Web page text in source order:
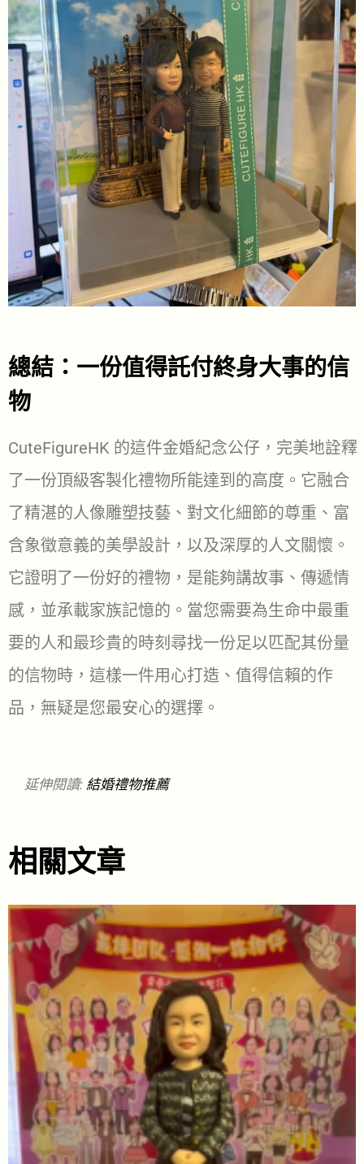
總結：一份值得託付終身大事的信
物
CuteFigureHK 的這件金婚紀念公仔，完美地詮釋
了一份頂級客製化禮物所能達到的高度。它融合
了精湛的人像雕塑技藝、對文化細節的尊重、富
含象徵意義的美學設計，以及深厚的人文關懷。
它證明了一份好的禮物，是能夠講故事、傳遞情
感，並承載家族記憶的。當您需要為生命中最重
要的人和最珍貴的時刻尋找一份足以匹配其份量
的信物時，這樣一件用心打造、值得信賴的作
品，無疑是您最安心的選擇。
延伸閱讀: 結婚禮物推薦
相關文章